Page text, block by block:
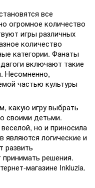
все
огромное количество
игры различных
количество
категории. Фанаты
включают такие
Несомненно,
частью культуры
какую игру выбрать
своими детьми.
но и приносила
являются логические и
развить
решения.
магазине Inkluzia.